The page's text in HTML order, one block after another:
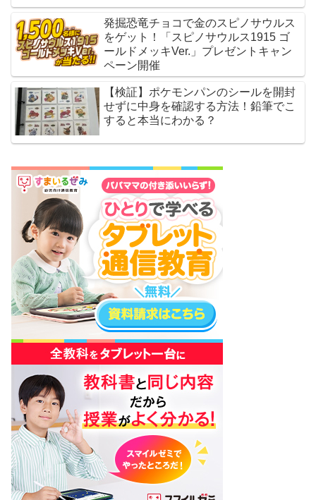
発掘恐竜チョコで金のスピノサウルス
をゲット！「スピノサウルス1915 ゴ
ールドメッキVer.」プレゼントキャン
ペーン開催
【検証】ポケモンパンのシールを開封
せずに中身を確認する方法！鉛筆でこ
すると本当にわかる？